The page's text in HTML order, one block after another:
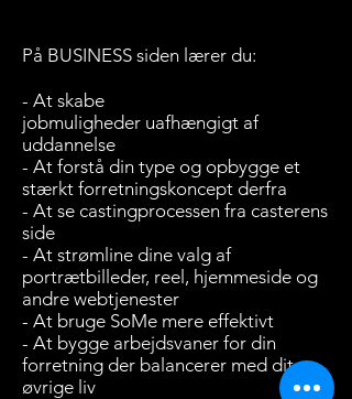
På BUSINESS siden lærer du:
- At skabe
jobmuligheder uafhængigt af
uddannelse
- At forstå din type og opbygge et
stærkt forretningskoncept derfra
- At se castingprocessen fra casterens
side
- At strømline dine valg af
portrætbilleder, reel, hjemmeside og
andre webtjenester
- At bruge SoMe mere effektivt
- At bygge arbejdsvaner for din
forretning der balancerer med dit
øvrige liv